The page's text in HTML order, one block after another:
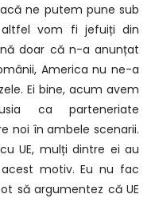
ne putem pune sub
altfel vom fi jefuiți din
doar că n-a anunțat
America nu ne-a
Ei bine, acum avem
ca parteneriate
noi în ambele scenarii.
UE, mulți dintre ei au
motiv. Eu nu fac
să argumentez că UE